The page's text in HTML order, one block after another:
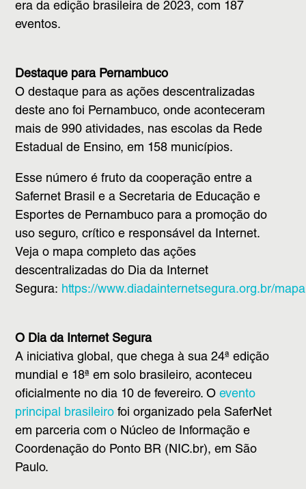
era da edição brasileira de 2023, com 187
eventos.
Destaque para Pernambuco
O destaque para as ações descentralizadas
deste ano foi Pernambuco, onde aconteceram
mais de 990 atividades, nas escolas da Rede
Estadual de Ensino, em 158 municípios.
Esse número é fruto da cooperação entre a
Safernet Brasil e a Secretaria de Educação e
Esportes de Pernambuco para a promoção do
uso seguro, crítico e responsável da Internet.
Veja o mapa completo das ações
descentralizadas do Dia da Internet
Segura: https://www.diadainternetsegura.org.br/mapa
O Dia da Internet Segura
A iniciativa global, que chega à sua 24ª edição
mundial e 18ª em solo brasileiro, aconteceu
oficialmente no dia 10 de fevereiro. O evento
principal brasileirofoi organizado pela SaferNet
em parceria com o Núcleo de Informação e
Coordenação do Ponto BR (NIC.br), em São
Paulo.